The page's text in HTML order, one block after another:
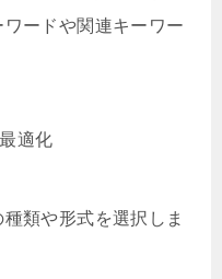
ワードや関連キーワー
適化
類や形式を選択しま